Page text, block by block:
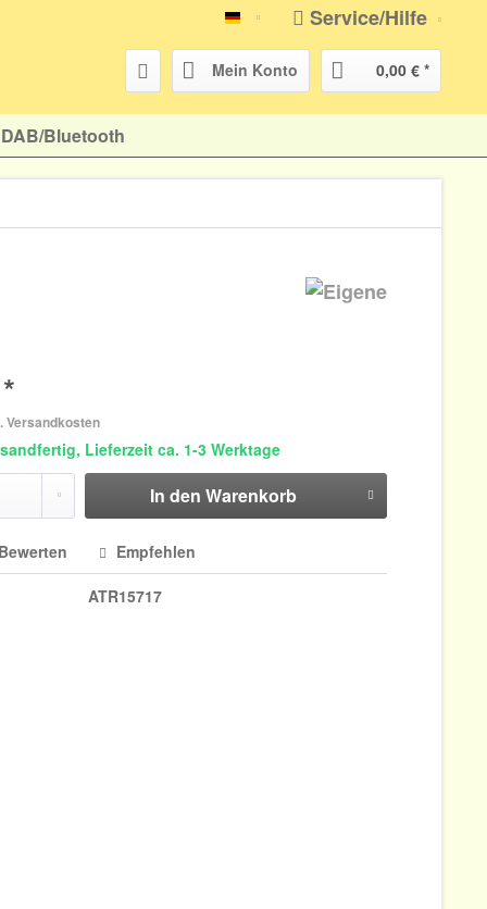
atr-shop.deService/Hilfe
Mein Konto 0,00 € *
DAB/Bluetooth
Versandkosten
Lieferzeit ca. 1-3 Werktage
In den Warenkorb
Bewerten Empfehlen
ATR15717